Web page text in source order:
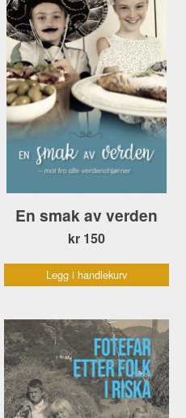
En smak av verden
kr 150
Legg i handlekurv